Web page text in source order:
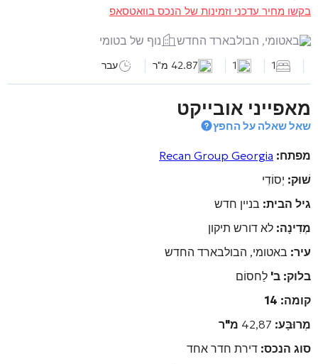
בקשו מחיר עדכני וזמינות של הנכס בוואטסאפ
באטומי, הבולבארד החדש נוף של בטומי
1
1 42.87 מ"ר עבר
מאפייני אובייקט
שאל שאלה על החפץ
מפתח: Recan Group Georgia
שׁוּק: יְסוֹדִי
גיל הבית: בניין חדש
מְדִינָה: לא דורש תיקון
עיר: באטומי, הבולבארד החדש
בלוק: ב' לַחסוֹם
קומה: 14
מְרוּבָּע: 42,87 מ"ר
סוג הנכס: דירת חדר אחד